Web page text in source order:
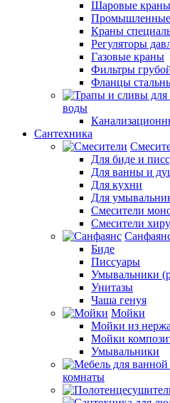
Шаровые краны
Промышленные
Краны
Регуляторы
Газовые краны
Фильтры
Фланцы
воды
Сантехника
Для биде и
Для ванны и
Для кухни
Для
Смесители
Смесители
Биде
Писсуары
Умывальники
Унитазы
Чаша генуя
Мойки
Мойки из
Мойки
Умывальники
комнаты